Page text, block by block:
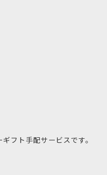
フト手配サービスです。